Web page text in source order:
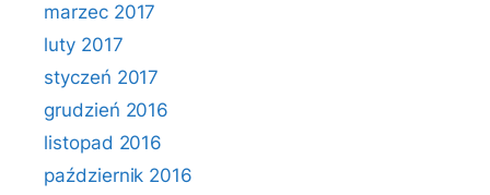
marzec 2017
luty 2017
styczeń 2017
grudzień 2016
listopad 2016
październik 2016